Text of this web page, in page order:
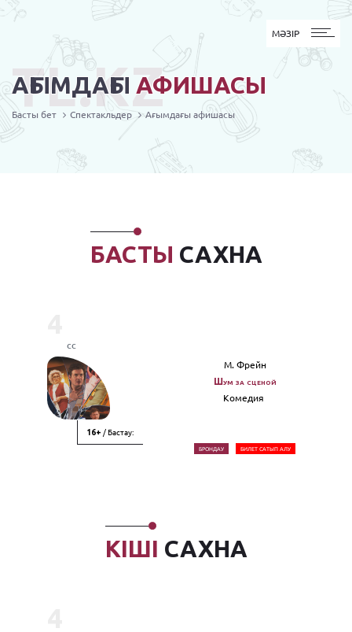
MӘЗІР
МӘЗІР
АҒЫМДАҒЫ АФИШАСЫ
TL.KZ
Басты бет Спектакльдер Ағымдағы афишасы
БАСТЫ САХНА
сс
16+ / Бастау:
М. Фрейн
Шум за сценой
Комедия
БРОНДАУ БИЛЕТ САТЫП АЛУ
КІШІ САХНА